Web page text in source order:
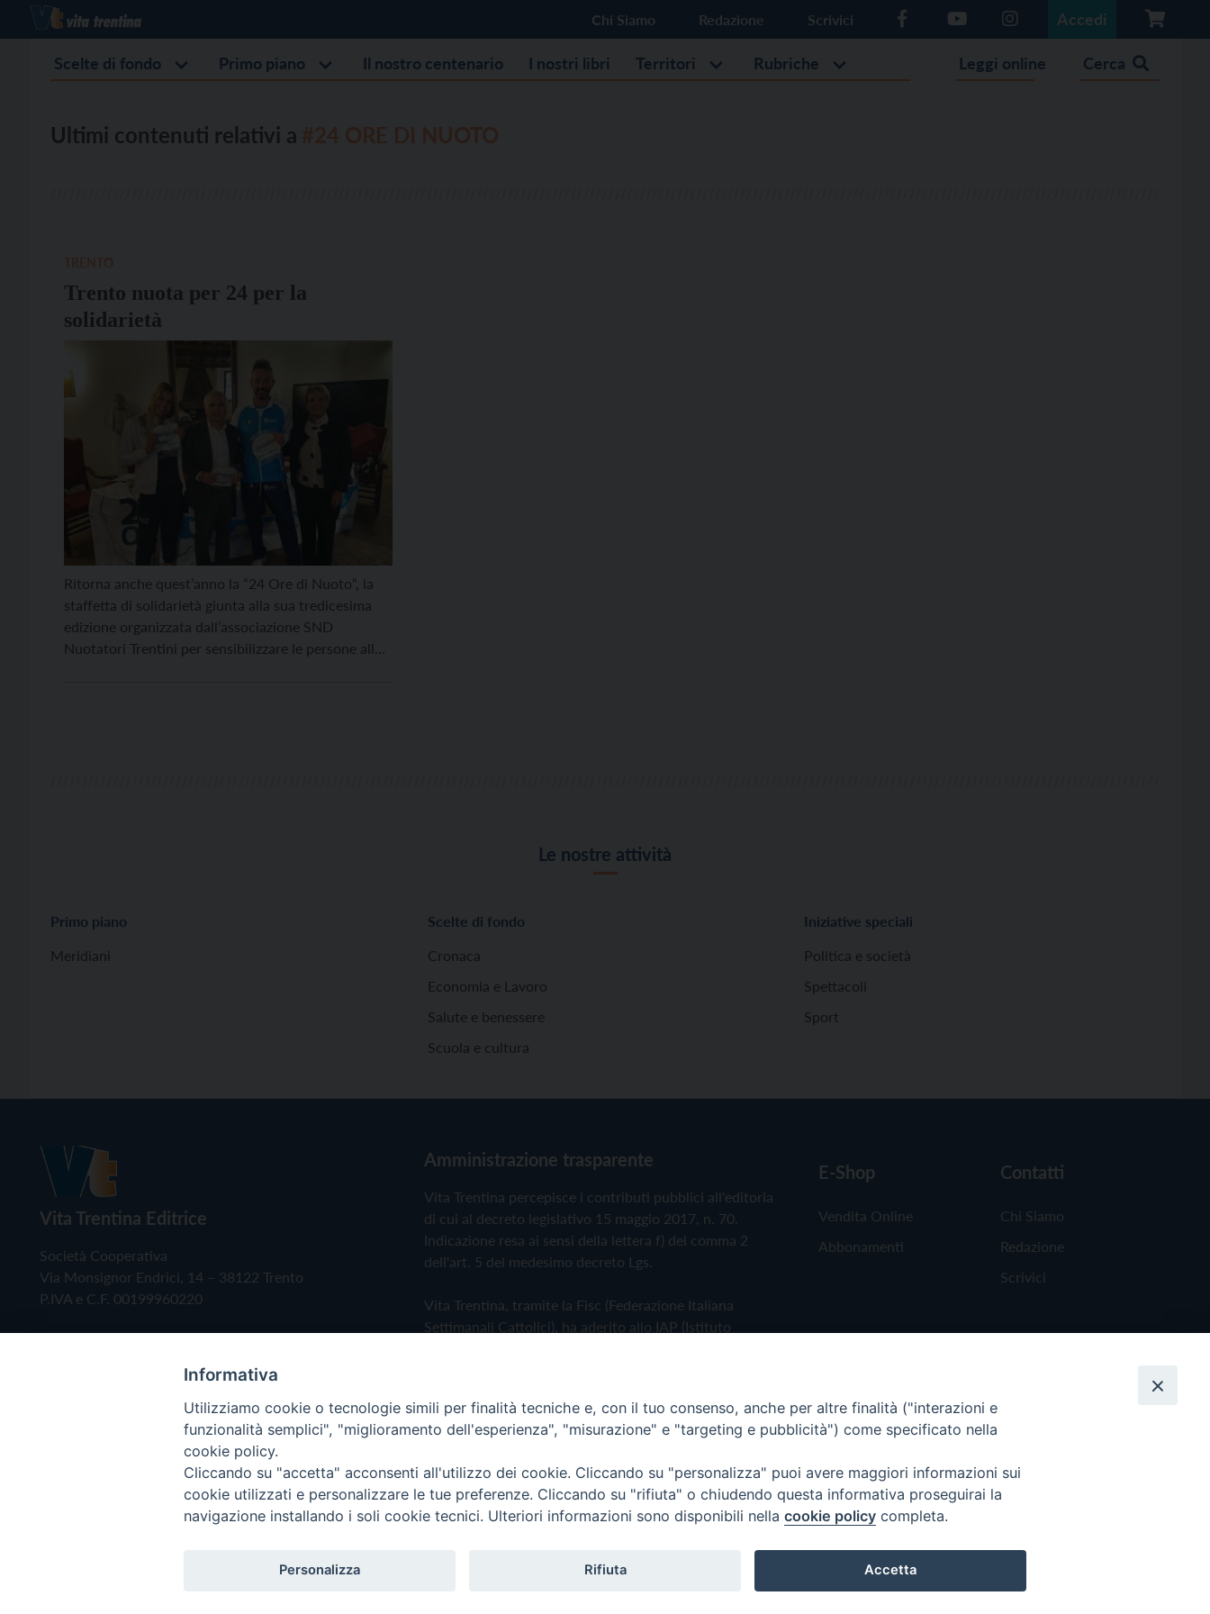
Chi Siamo Redazione Scrivici Accedi
Scelte di fondo Primo piano Il nostro centenario I nostri libri Territori Rubriche Leggi online Cerca
Ultimi contenuti relativi a
Trento nuota per 24 per la
solidarietà
Ritorna anche quest’anno la “24 Ore di Nuoto“, la
staffetta di solidarietà giunta alla sua tredicesima
edizione organizzata dall’associazione SND
Nuotatori Trentini per sensibilizzare le persone alla
Le nostre attività
Primo piano
Meridiani
Scelte di fondo
Cronaca
Economia e Lavoro
Salute e benessere
Scuola e cultura
Iniziative speciali
Politica e società
Spettacoli
Sport
Vita Trentina Editrice
Società Cooperativa
Via Monsignor Endrici, 14 – 38122 Trento
P.IVA e C.F. 00199960220
Amministrazione trasparente
Vita Trentina percepisce i contributi pubblici all'editoria
di cui al decreto legislativo 15 maggio 2017, n. 70.
Indicazione resa ai sensi della lettera f) del comma 2
dell'art. 5 del medesimo decreto Lgs.
Vita Trentina, tramite la Fisc (Federazione Italiana
Settimanali Cattolici), ha aderito allo IAP (Istituto
Privacy Policy Cookie Policy
E-Shop
Vendita Online
Abbonamenti
Contatti
Chi Siamo
Redazione
Scrivici
Copyright © 2019 - Tutti i diritti riservati - Vita Trentina Editrice
Informativa
Utilizziamo cookie o tecnologie simili per finalità tecniche e, con il tuo consenso, anche per altre finalità ("interazioni e
funzionalità semplici", "miglioramento dell'esperienza", "misurazione" e "targeting e pubblicità") come specificato nella
cookie policy.
Cliccando su "accetta" acconsenti all'utilizzo dei cookie. Cliccando su "personalizza" puoi avere maggiori informazioni sui
cookie utilizzati e personalizzare le tue preferenze. Cliccando su "rifiuta" o chiudendo questa informativa proseguirai la
navigazione installando i soli cookie tecnici. Ulteriori informazioni sono disponibili nella cookie policy completa.
Personalizza Rifiuta Accetta